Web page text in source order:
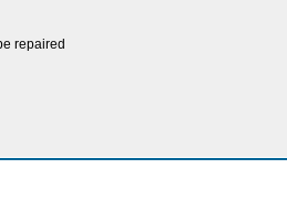
repaired